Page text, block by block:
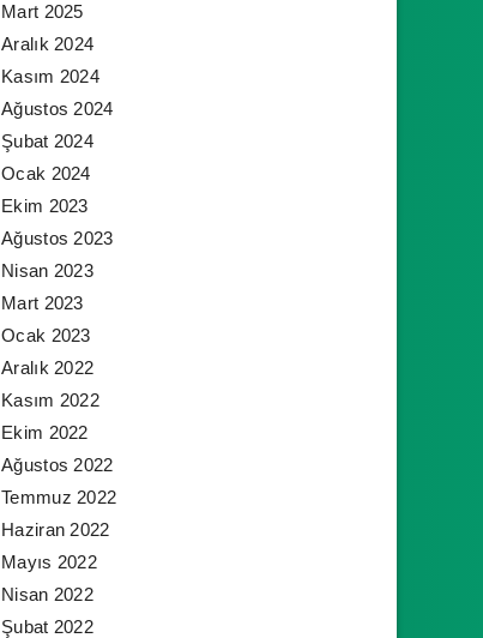
Mart 2025
Aralık 2024
Kasım 2024
Ağustos 2024
Şubat 2024
Ocak 2024
Ekim 2023
Ağustos 2023
Nisan 2023
Mart 2023
Ocak 2023
Aralık 2022
Kasım 2022
Ekim 2022
Ağustos 2022
Temmuz 2022
Haziran 2022
Mayıs 2022
Nisan 2022
Şubat 2022